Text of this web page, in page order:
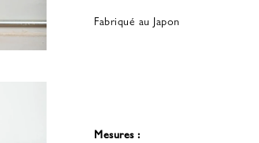
Fabriqué au Japon
Mesures :